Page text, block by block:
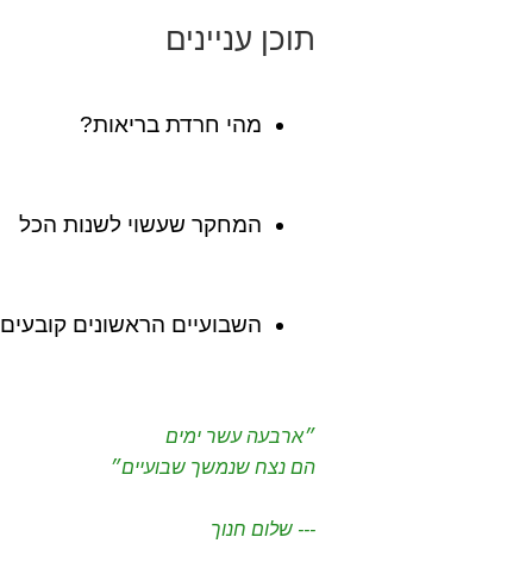
תוכן עניינים
מהי חרדת בריאות?
המחקר שעשוי לשנות הכל
השבועיים הראשונים קובעים
״ארבעה עשר ימים
הם נצח שנמשך שבועיים״
--- שלום חנוך